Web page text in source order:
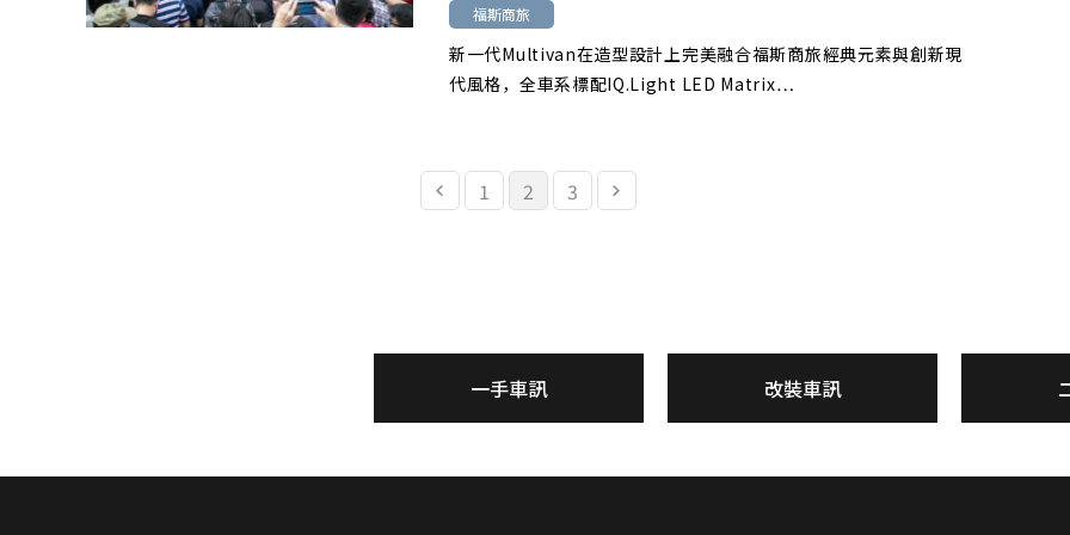
福斯商旅
新一代Multivan在造型設計上完美融合福斯商旅經典元素與創新現
代風格，全車系標配IQ.Light LED Matrix…
1 2 3
一手車訊 改裝車訊